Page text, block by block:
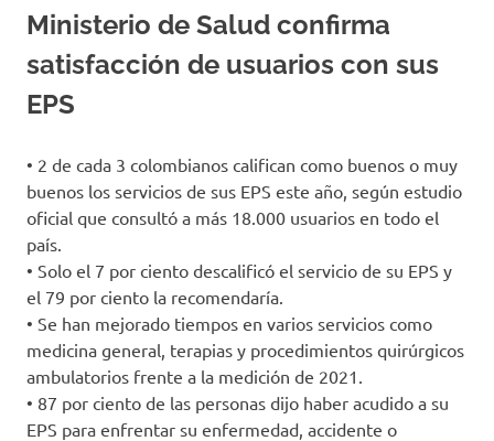
Ministerio de Salud confirma
satisfacción de usuarios con sus
EPS
• 2 de cada 3 colombianos califican como buenos o muy
buenos los servicios de sus EPS este año, según estudio
oficial que consultó a más 18.000 usuarios en todo el
país.
• Solo el 7 por ciento descalificó el servicio de su EPS y
el 79 por ciento la recomendaría.
• Se han mejorado tiempos en varios servicios como
medicina general, terapias y procedimientos quirúrgicos
ambulatorios frente a la medición de 2021.
• 87 por ciento de las personas dijo haber acudido a su
EPS para enfrentar su enfermedad, accidente o